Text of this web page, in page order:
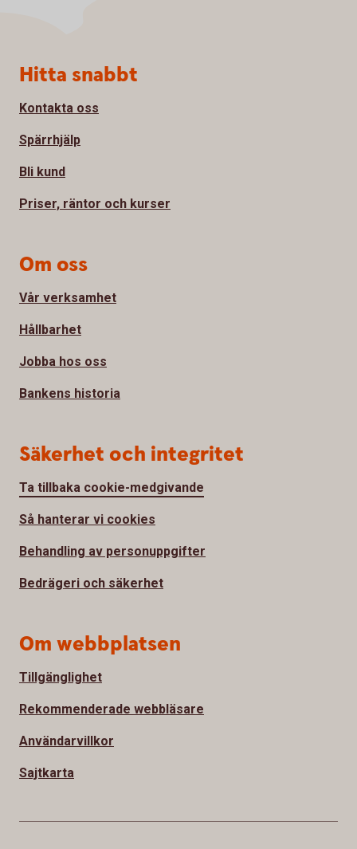
Sidfot
Hitta snabbt
Kontakta oss
Spärrhjälp
Bli kund
Priser, räntor och kurser
Om oss
Vår verksamhet
Hållbarhet
Jobba hos oss
Bankens historia
Säkerhet och integritet
Ta tillbaka cookie-medgivande
Så hanterar vi cookies
Behandling av personuppgifter
Bedrägeri och säkerhet
Om webbplatsen
Tillgänglighet
Rekommenderade webbläsare
Användarvillkor
Sajtkarta